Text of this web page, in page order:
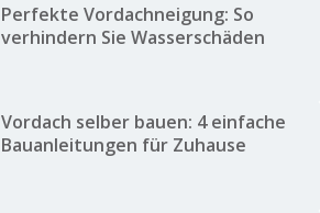
Perfekte Vordachneigung: So
verhindern Sie Wasserschäden
Vordach selber bauen: 4 einfache
Bauanleitungen für Zuhause